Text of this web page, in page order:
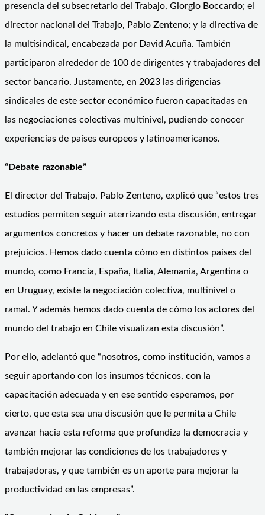
presencia del subsecretario del Trabajo, Giorgio Boccardo; el
director nacional del Trabajo, Pablo Zenteno; y la directiva de
la multisindical, encabezada por David Acuña. También
participaron alrededor de 100 de dirigentes y trabajadores del
sector bancario. Justamente, en 2023 las dirigencias
sindicales de este sector económico fueron capacitadas en
las negociaciones colectivas multinivel, pudiendo conocer
experiencias de países europeos y latinoamericanos.
“Debate razonable”
El director del Trabajo, Pablo Zenteno, explicó que “estos tres
estudios permiten seguir aterrizando esta discusión, entregar
argumentos concretos y hacer un debate razonable, no con
prejuicios. Hemos dado cuenta cómo en distintos países del
mundo, como Francia, España, Italia, Alemania, Argentina o
en Uruguay, existe la negociación colectiva, multinivel o
ramal. Y además hemos dado cuenta de cómo los actores del
mundo del trabajo en Chile visualizan esta discusión”.
Por ello, adelantó que “nosotros, como institución, vamos a
seguir aportando con los insumos técnicos, con la
capacitación adecuada y en ese sentido esperamos, por
cierto, que esta sea una discusión que le permita a Chile
avanzar hacia esta reforma que profundiza la democracia y
también mejorar las condiciones de los trabajadores y
trabajadoras, y que también es un aporte para mejorar la
productividad en las empresas”.